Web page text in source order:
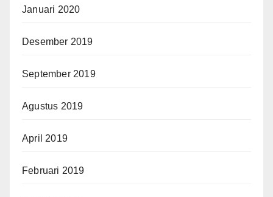
Januari 2020
Desember 2019
September 2019
Agustus 2019
April 2019
Februari 2019